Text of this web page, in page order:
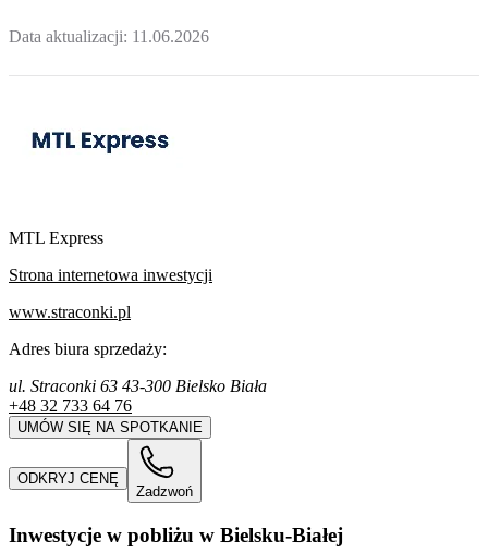
Data aktualizacji: 11.06.2026
MTL Express
Strona internetowa inwestycji
www.straconki.pl
Adres biura sprzedaży:
ul. Straconki 63 43-300 Bielsko Biała
+48 32 733 64 76
UMÓW SIĘ NA SPOTKANIE
ODKRYJ CENĘ
Zadzwoń
Inwestycje w pobliżu w Bielsku-Białej